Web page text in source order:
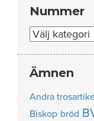
Nummer
Nummer
Ämnen
Andra
Biskop bröd